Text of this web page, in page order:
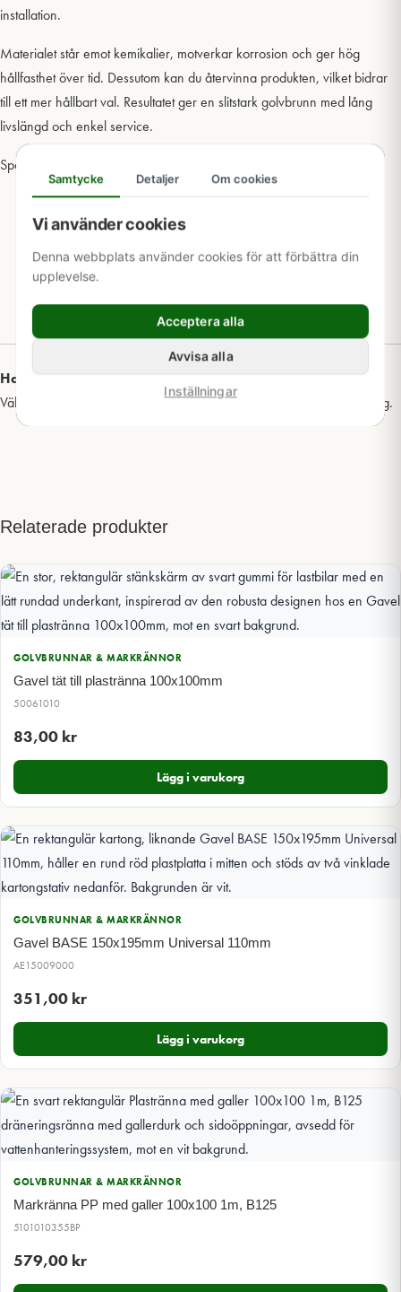
Samtycke Detaljer Om cookies
Vi använder cookies
Denna webbplats använder cookies för att förbättra din
upplevelse.
Acceptera alla
Avvisa alla
Inställningar
installation.
Materialet står emot kemikalier, motverkar korrosion och ger hög
hållfasthet över tid. Dessutom kan du återvinna produkten, vilket bidrar
till ett mer hållbart val. Resultatet ger en slitstark golvbrunn med lång
livslängd och enkel service.
Specifikationer:
Material: Rostfritt syrafast stål
Dimension: Ø75 mm
Storlek: Ø150 mm
Utförande: Med plastsil
Artikelnummer: 7118070
Har du frågor om denna produkt?
Välkommen att
för mer information och teknisk rådgivning.
Relaterade produkter
GOLVBRUNNAR & MARKRÄNNOR
Gavel tät till plastränna 100x100mm
50061010
83,00 kr
Lägg i varukorg
GOLVBRUNNAR & MARKRÄNNOR
Gavel BASE 150x195mm Universal 110mm
AE15009000
351,00 kr
Lägg i varukorg
GOLVBRUNNAR & MARKRÄNNOR
Markränna PP med galler 100x100 1m, B125
5101010355BP
579,00 kr